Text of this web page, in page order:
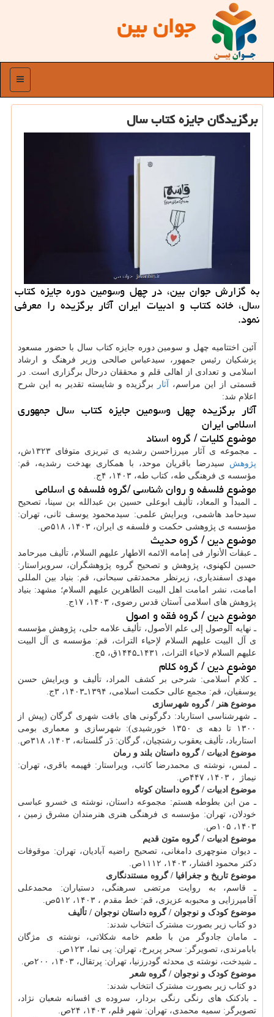
جوان بین
منو
برگزیدگان جایزه کتاب سال
به گزارش جوان بین، در چهل وسومین دوره جایزه کتاب
سال، خانه کتاب و ادبیات ایران آثار برگزیده را معرفی
نمود.
آئین اختتامیه چهل و سومین دوره جایزه کتاب سال با حضور مسعود
پزشکیان رئیس جمهور، سیدعباس صالحی وزیر فرهنگ و ارشاد
اسلامی و تعدادی از اهالی قلم و محققان درحال برگزاری است. در
قسمتی از این مراسم، آثار
برگزیده و شایسته تقدیر به این شرح
اعلام شد:
آثار برگزیده چهل وسومین جایزه کتاب سال جمهوری
اسلامی ایران
موضوع کلیات / گروه اسناد
ـ مجموعه ی آثار میرزاحسن رشدیه ی تبریزی متوفای ۱۳۲۳ش،
پژوهش سیدرضا باقریان موحد، با همکاری بهدخت رشدیه، قم:
مؤسسه ی فرهنگی طه، کتاب طه، ‫۱۴۰۳، ۴ج.‬‬
موضوع فلسفه و روان شناسی /گروه فلسفه ی اسلامی
ـ المبدأ و المعاد، تألیف ابوعلی حسین بن عبدالله بن سینا، تصحیح
سیدحامد هاشمی، ویرایش علمی: سیدمحمود یوسف ثانی، تهران:
مؤسسه ی پژوهشی حکمت و فلسفه ی ایران، ۱۴۰۳، ۵۱۸ص.
موضوع دین / گروه حدیث
ـ عبقات الأنوار فی إمامه الائمه الاطهار علیهم السلام، تألیف میرحامد
حسین لکهنوی، پژوهش و تصحیح گروه پژوهشگران، سرویراستار:
مهدی اسفندیاری، زیرنظر محمدتقی سبحانی، قم: بنیاد بین المللی
امامت، نشر امامت اهل البیت الطاهرین علیهم السلام؛ مشهد: بنیاد
پژوهش های اسلامی آستان قدس رضوی، ۱۴۰۳، ۱۷ج.
موضوع دین / گروه فقه و اصول
ـ نهایه الوصول إلی علم الأصول، تألیف علامه حلی، پژوهش مؤسسه
ی آل البیت علیهم السلام لإحیاء التراث، قم: مؤسسه ی آل البیت
علیهم السلام لاحیاء التراث، ۱۴۳۱ـ۱۴۴۵ق، ۵ج.
موضوع دین / گروه کلام
ـ کلام اسلامی: شرحی بر کشف المراد، تألیف و ویرایش حسن
یوسفیان، قم: مجمع عالی حکمت اسلامی، ۱۳۹۴ـ۱۴۰۳، ۳ج.
موضوع هنر / گروه شهرسازی
ـ شهرشناسی استارباد: دگرگونی های بافت شهری گرگان (پیش از
۱۳۰۰ تا دهه ی ۱۳۵۰ خورشیدی): شهرسازی و معماری بومی
استارباد، تألیف یعقوب رشتچیان، گرگان: دَر گلستانه، ‫۱۴۰۳، ‫۳۱۸ص.‬‬‬‬
موضوع ادبیات / گروه داستان بلند و رمان
ـ لمس، نوشته ی محمدرضا کاتب، ویراستار: فهیمه باقری، تهران:
نیماژ ‫ ‫، ۱۴۰۳، ‫۴۴۷ص.‬‬‬‬‬‬
موضوع ادبیات / گروه داستان کوتاه
ـ من ابن بطوطه هستم: مجموعه داستان، نوشته ی خسرو عباسی
خودلان، تهران: مؤسسه ی فرهنگی هنری هنرمندان مشرق زمین ‫،
۱۴۰۳، ‫۱۰۵ص. ‫‬‬‬‬‬‬
موضوع ادبیات / گروه متون قدیم
ـ دیوان منوچهری دامغانی، تصحیح راضیه آبادیان، تهران: موقوفات
دکتر محمود افشار، ۱۴۰۳، ۱۱۱۲ص.
موضوع تاریخ و جغرافیا / گروه مستندنگاری
ـ قاسم، به روایت مرتضی سرهنگی، دستیاران: محمدعلی
آقامیرزایی و محبوبه عزیزی، قم: خط مقدم ‫، ۱۴۰۳، ‫۵۱۲ص.‬‬‬‬
موضوع کودک و نوجوان / گروه داستان نوجوان / تألیف
دو کتاب زیر بصورت مشترک انتخاب شدند:
ـ مامان جادوگر من با طعم خامه شکلاتی، نوشته ی مژگان
بابامرندی، تصویرگر: سحر پریرخ، تهران: پی نما، ۱۲۳ص.
ـ شیدخت، نوشته ی محدثه گودرزنیا، تهران: پرتقال، ۱۴۰۳، ۲۰۰ص.
موضوع کودک و نوجوان / گروه شعر
دو کتاب زیر بصورت مشترک انتخاب شدند:
ـ بادکنک های رنگی رنگی بردار، سروده ی افسانه شعبان نژاد،
تصویرگر: سمیه محمدی، تهران: شهر قلم، ۱۴۰۳، ۲۴ص.